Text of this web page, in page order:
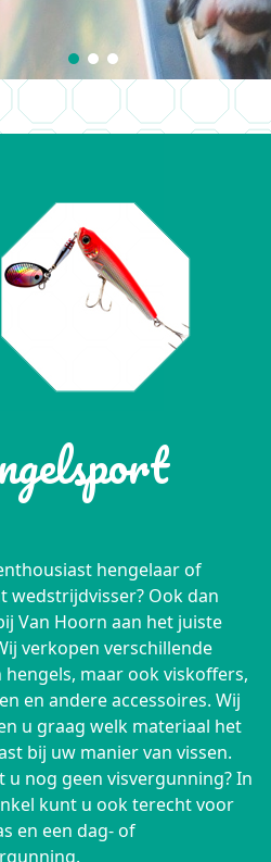
hengelaar of
wedstrijdvisser? Ook dan
Van Hoorn aan het juiste
verkopen verschillende
maar ook viskoffers,
en andere accessoires. Wij
u graag welk materiaal het
bij uw manier van vissen.
u nog geen visvergunning? In
kunt u ook terecht voor
en een dag- of